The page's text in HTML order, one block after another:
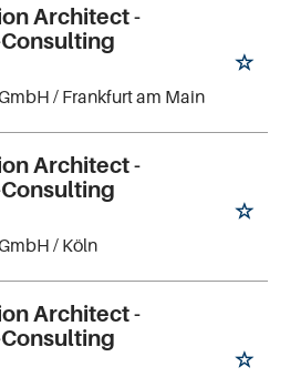
Architect -
/ Frankfurt am Main
Architect -
/ Köln
Architect -